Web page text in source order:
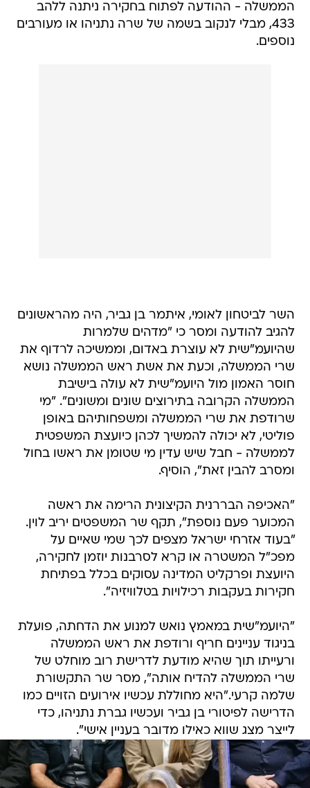
הממשלה - ההודעה לפתוח בחקירה ניתנה ללהב
433, מבלי לנקוב בשמה של שרה נתניהו או מעורבים
נוספים.
השר לביטחון לאומי, איתמר בן גביר, היה מהראשונים
להגיב להודעה ומסר כי "מדהים שלמרות
שהיועמ"שית לא עוצרת באדום, וממשיכה לרדוף את
שרי הממשלה, וכעת את אשת ראש הממשלה נושא
חוסר האמון מול היועמ"שית לא עולה בישיבת
הממשלה הקרובה בתירוצים שונים ומשונים". "מי
שרודפת את שרי הממשלה ומשפחותיהם באופן
פוליטי, לא יכולה להמשיך לכהן כיועצת המשפטית
לממשלה - חבל שיש עדין מי שטומן את ראשו בחול
ומסרב להבין זאת", הוסיף.
"האכיפה הבררנית הקיצונית הרימה את ראשה
המכוער פעם נוספת", תקף שר המשפטים יריב לוין.
"בעוד אזרחי ישראל מצפים לכך שמי שאיים על
מפכ"ל המשטרה או קרא לסרבנות יוזמן לחקירה,
היועצת ופרקליט המדינה עסוקים בכלל בפתיחת
חקירות בעקבות רכילויות בטלוויזיה".
"היועמ"שית במאמץ נואש למנוע את הדחתה, פועלת
בניגוד עניינים חריף ורודפת את ראש הממשלה
ורעייתו תוך שהיא מודעת לדרישת רוב מוחלט של
שרי הממשלה להדיח אותה", מסר שר התקשורת
שלמה קרעי."היא מחוללת עכשיו אירועים הזויים כמו
הדרישה לפיטורי בן גביר ועכשיו גברת נתניהו, כדי
לייצר מצג שווא כאילו מדובר בעניין אישי".